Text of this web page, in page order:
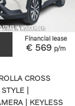
Financial lease
€ 569 p/m
CROSS
|
| KEYLESS